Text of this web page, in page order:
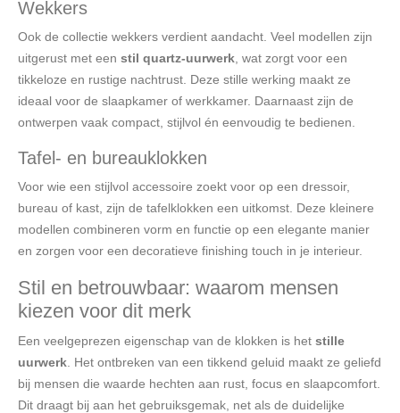
Wekkers
Ook de collectie wekkers verdient aandacht. Veel modellen zijn
uitgerust met een stil quartz-uurwerk , wat zorgt voor een
tikkeloze en rustige nachtrust. Deze stille werking maakt ze
ideaal voor de slaapkamer of werkkamer. Daarnaast zijn de
ontwerpen vaak compact, stijlvol én eenvoudig te bedienen.
Tafel- en bureauklokken
Voor wie een stijlvol accessoire zoekt voor op een dressoir,
bureau of kast, zijn de tafelklokken een uitkomst. Deze kleinere
modellen combineren vorm en functie op een elegante manier
en zorgen voor een decoratieve finishing touch in je interieur.
Stil en betrouwbaar: waarom mensen
kiezen voor dit merk
Een veelgeprezen eigenschap van de klokken is het stille
uurwerk . Het ontbreken van een tikkend geluid maakt ze geliefd
bij mensen die waarde hechten aan rust, focus en slaapcomfort.
Dit draagt bij aan het gebruiksgemak, net als de duidelijke